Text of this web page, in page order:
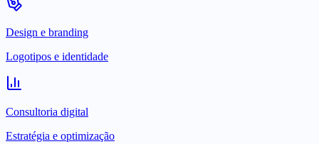
Design e branding
Logotipos e identidade
Consultoria digital
Estratégia e optimização